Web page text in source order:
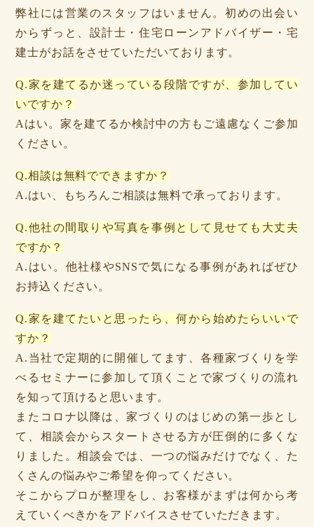
弊社には営業のスタッフはいません。初めの出会い
からずっと、設計士・住宅ローンアドバイザー・宅
建士がお話をさせていただいております。
Q.家を建てるか迷っている段階ですが、参加してい
いですか？
Aはい。家を建てるか検討中の方もご遠慮なくご参加
ください。
Q.相談は無料でできますか？
A.はい、もちろんご相談は無料で承っております。
Q.他社の間取りや写真を事例として見せても大丈夫
ですか？
A.はい。他社様やSNSで気になる事例があればぜひ
お持込ください。
Q.家を建てたいと思ったら、何から始めたらいいで
すか？
A.当社で定期的に開催してます、各種家づくりを学
べるセミナーに参加して頂くことで家づくりの流れ
を知って頂けると思います。
またコロナ以降は、家づくりのはじめの第一歩とし
て、相談会からスタートさせる方が圧倒的に多くな
りました。相談会では、一つの悩みだけでなく、た
くさんの悩みやご希望を仰ってください。
そこからプロが整理をし、お客様がまずは何から考
えていくべきかをアドバイスさせていただきます。